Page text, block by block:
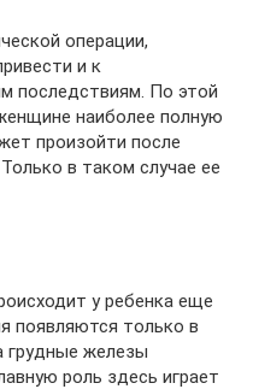
операции,
и к
последствиям. По этой
наиболее полную
произойти после
в таком случае ее
у ребенка еще
появляются только в
грудные железы
роль здесь играет